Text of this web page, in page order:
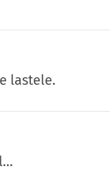
lastele.